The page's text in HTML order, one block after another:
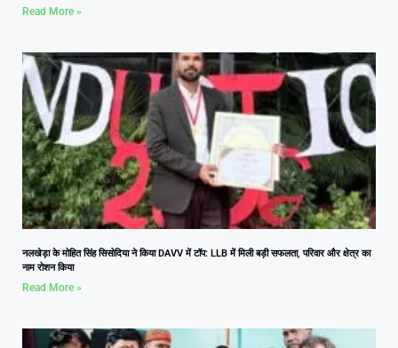
Read More »
नलखेड़ा के मोहित सिंह सिसोदिया ने किया DAVV में टॉप: LLB में मिली बड़ी सफलता, परिवार और क्षेत्र का
नाम रोशन किया
Read More »